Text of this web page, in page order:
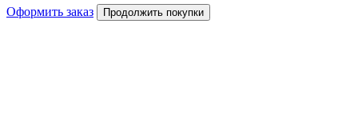
Оформить заказ Продолжить покупки